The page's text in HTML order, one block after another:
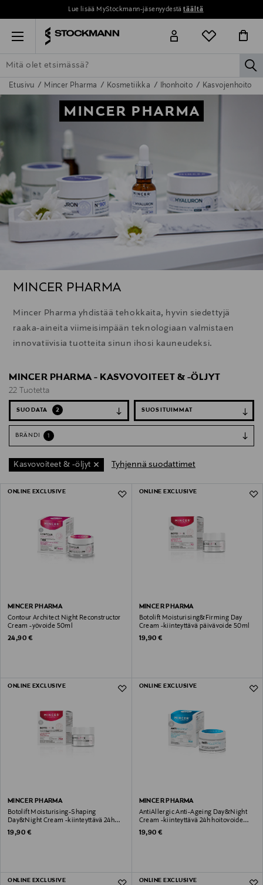
Lue lisää MyStockmann-jäsenyydestätäältä
Menu
ETSI KAIKKI NAISET MIEHET LAPSET KOTI
Etusivu Mincer Pharma Kosmetiikka Ihonhoito Kasvojenhoito
MINCER PHARMA
MINCER PHARMA
Mincer Pharma yhdistää tehokkaita, hyvin siedettyjä
raaka-aineita viimeisimpään teknologiaan valmistaen
innovatiivisia tuotteita sinun ihosi kauneudeksi.
MINCER PHARMA - KASVOVOITEET & -ÖLJYT
22 Tuotetta
SUODATA 2
BRÄNDI 1
Kasvovoiteet & -öljyt Tyhjennä suodattimet
22 Tuotetta
ONLINE EXCLUSIVE
MINCER PHARMA
Contour Architect Night Reconstructor
Cream -yövoide 50ml
Original Price
24,90 €
ONLINE EXCLUSIVE
MINCER PHARMA
Botolift Moisturising&Firming Day
Cream -kiinteyttävä päivävoide 50ml
Original Price
19,90 €
ONLINE EXCLUSIVE
MINCER PHARMA
Botolift Moisturising-Shaping
Day&Night Cream -kiinteyttävä 24h
kosteusvoide 50ml
Original Price
19,90 €
ONLINE EXCLUSIVE
MINCER PHARMA
AntiAllergic Anti-Ageing Day&Night
Cream -kiinteyttävä 24h hoitovoide
50ml
Original Price
19,90 €
ONLINE EXCLUSIVE ONLINE EXCLUSIVE